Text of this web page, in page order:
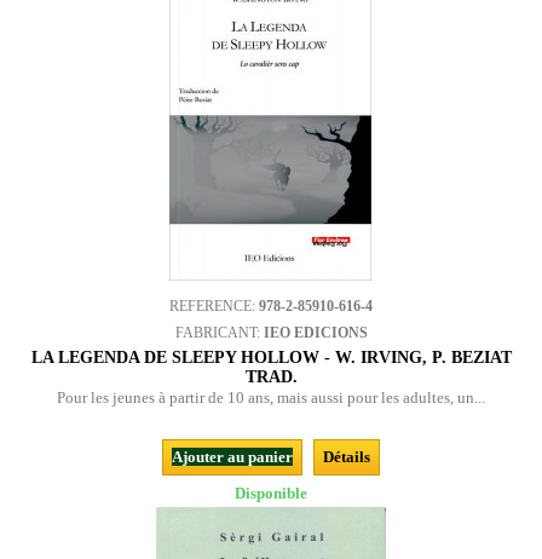
REFERENCE: 978-2-85910-616-4
FABRICANT: IEO EDICIONS
LA LEGENDA DE SLEEPY HOLLOW - W. IRVING, P. BEZIAT
TRAD.
Pour les jeunes à partir de 10 ans, mais aussi pour les adultes, un...
Ajouter au panier
Détails
Disponible